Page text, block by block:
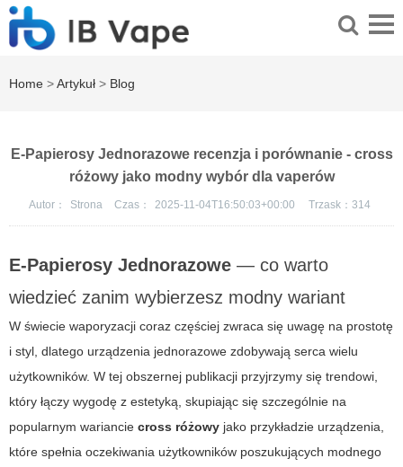
Home >Artykuł > Blog
E-Papierosy Jednorazowe recenzja i porównanie - cross
różowy jako modny wybór dla vaperów
Autor： Strona Czas： 2025-11-04T16:50:03+00:00 Trzask： 314
E-Papierosy Jednorazowe — co warto
wiedzieć zanim wybierzesz modny wariant
W świecie waporyzacji coraz częściej zwraca się uwagę na prostotę
i styl, dlatego urządzenia jednorazowe zdobywają serca wielu
użytkowników. W tej obszernej publikacji przyjrzymy się trendowi,
który łączy wygodę z estetyką, skupiając się szczególnie na
popularnym wariancie cross różowy jako przykładzie urządzenia,
które spełnia oczekiwania użytkowników poszukujących modnego